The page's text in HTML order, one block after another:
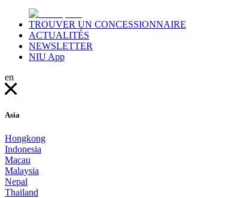
TROUVER UN CONCESSIONNAIRE
ACTUALITÉS
NEWSLETTER
NIU App
en
Asia
Hongkong
Indonesia
Macau
Malaysia
Nepal
Thailand